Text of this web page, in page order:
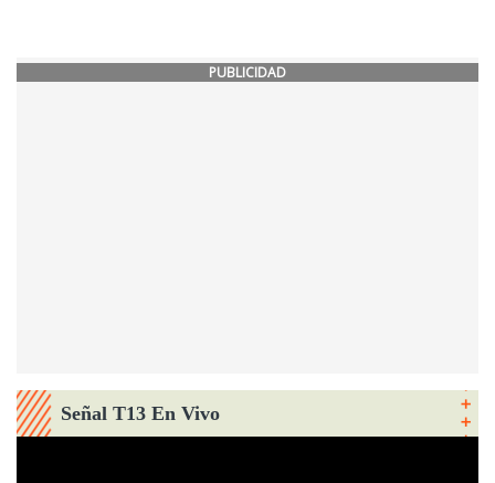
PUBLICIDAD
Señal T13 En Vivo